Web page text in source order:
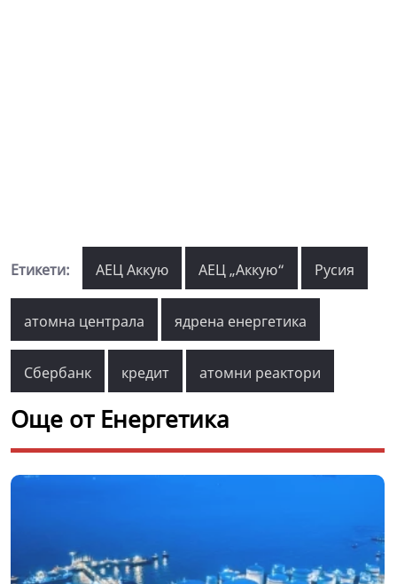
Етикети: АЕЦ Аккую АЕЦ „Аккую“ Русия
атомна централа ядрена енергетика
Сбербанк кредит атомни реактори
Още от Енергетика